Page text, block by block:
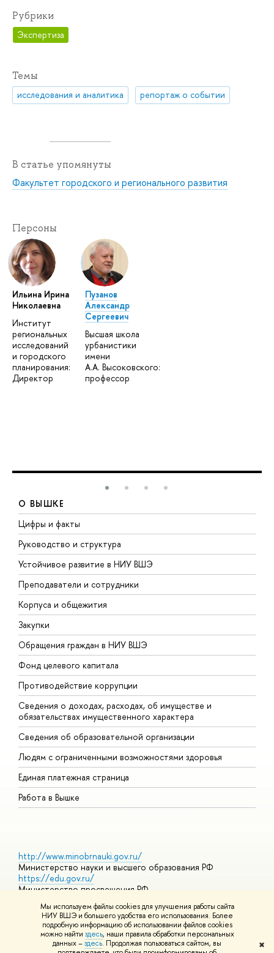
Мы используем файлы cookies для улучшения работы сайта
НИУ ВШЭ и большего удобства его использования. Более
подробную информацию об использовании файлов cookies
можно найти здесь, наши правила обработки персональных
данных –здесь. Продолжая пользоваться сайтом, вы
✖
Рубрики
Экспертиза
Темы
исследования и аналитика репортаж о событии
В статье упомянуты
Факультет городского и регионального развития
Персоны
Ильина Ирина
Николаевна
Институт
региональных
исследований
и городского
планирования:
Директор
Пузанов
Александр
Сергеевич
Высшая школа
урбанистики
имени
А.А. Высоковского:
профессор
О ВЫШКЕ
Цифры и факты
Руководство и структура
Устойчивое развитие в НИУ ВШЭ
Преподаватели и сотрудники
Корпуса и общежития
Закупки
Обращения граждан в НИУ ВШЭ
Фонд целевого капитала
Противодействие коррупции
Сведения о доходах, расходах, об имуществе и
обязательствах имущественного характера
Сведения об образовательной организации
Людям с ограниченными возможностями здоровья
Единая платежная страница
Работа в Вышке
http://www.minobrnauki.gov.ru/
Министерство науки и высшего образования РФ
https://edu.gov.ru/
Министерство просвещения РФ
https://elearning.hse.ru/mooc
Массовые открытые онлайн-курсы
© НИУ ВШЭ 1993–2026 Адреса и контактыУсловия